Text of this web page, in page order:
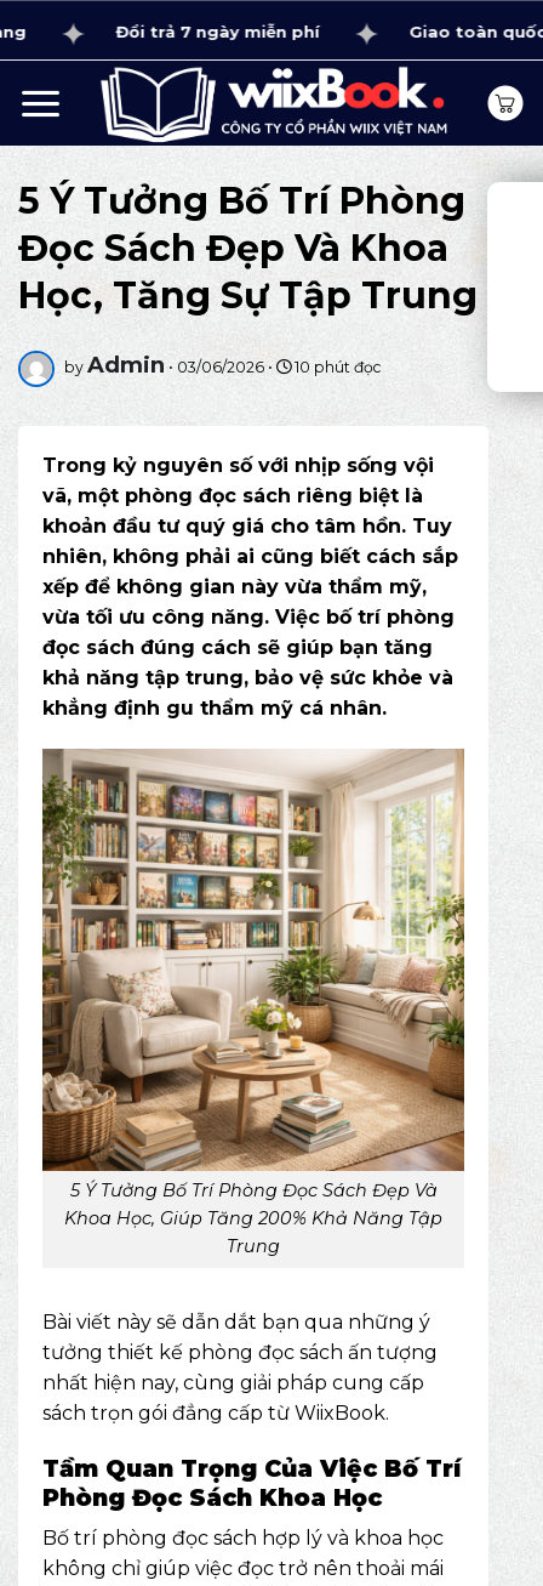
qua
dung
Đổi trả 7 ngày miễn phí Giao toàn quốc 1 - 4
5 Ý Tưởng Bố Trí Phòng
Đọc Sách Đẹp Và Khoa
Học, Tăng Sự Tập Trung
by Admin • 03/06/2026 • 10 phút đọc
Trong kỷ nguyên số với nhịp sống vội
vã, một phòng đọc sách riêng biệt là
khoản đầu tư quý giá cho tâm hồn. Tuy
nhiên, không phải ai cũng biết cách sắp
xếp để không gian này vừa thẩm mỹ,
vừa tối ưu công năng. Việc bố trí phòng
đọc sách đúng cách sẽ giúp bạn tăng
khả năng tập trung, bảo vệ sức khỏe và
khẳng định gu thẩm mỹ cá nhân.
5 Ý Tưởng Bố Trí Phòng Đọc Sách Đẹp Và
Khoa Học, Giúp Tăng 200% Khả Năng Tập
Trung
Bài viết này sẽ dẫn dắt bạn qua những ý
tưởng thiết kế phòng đọc sách ấn tượng
nhất hiện nay, cùng giải pháp cung cấp
sách trọn gói đẳng cấp từ WiixBook.
Tầm Quan Trọng Của Việc Bố Trí
Phòng Đọc Sách Khoa Học
Bố trí phòng đọc sách hợp lý và khoa học
không chỉ giúp việc đọc trở nên thoải mái